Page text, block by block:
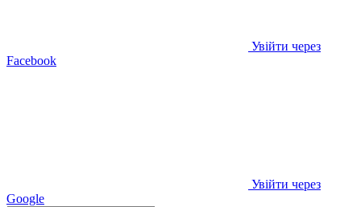
Увійти через
Facebook
Увійти через
Google